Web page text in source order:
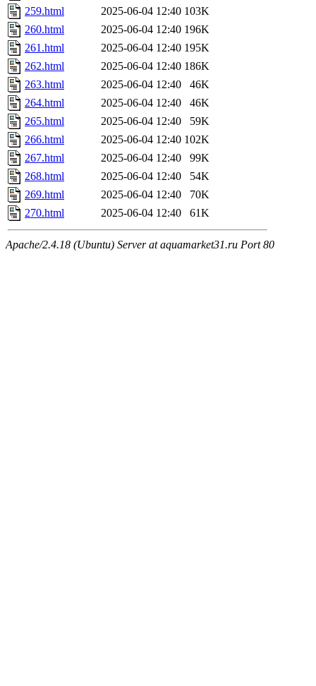
259.html
2025-06-04 12:40 103K
260.html
2025-06-04 12:40 196K
261.html
2025-06-04 12:40 195K
262.html
2025-06-04 12:40 186K
263.html
2025-06-04 12:40
46K
264.html
2025-06-04 12:40
46K
265.html
2025-06-04 12:40
59K
266.html
2025-06-04 12:40 102K
267.html
2025-06-04 12:40
99K
268.html
2025-06-04 12:40
54K
269.html
2025-06-04 12:40
70K
270.html
2025-06-04 12:40 61K
Apache/2.4.18 (Ubuntu) Server at aquamarket31.ru Port 80